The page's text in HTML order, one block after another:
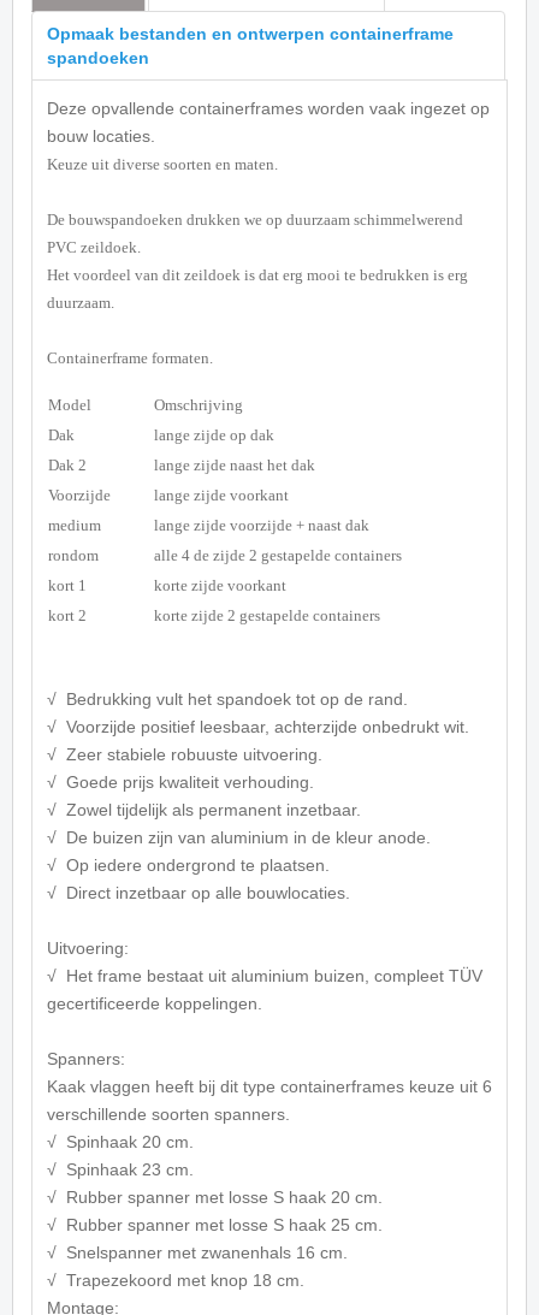
Opmaak bestanden en ontwerpen containerframe
spandoeken
Deze opvallende containerframes worden vaak ingezet op
bouw locaties.
Keuze uit diverse soorten en maten.
De bouwspandoeken drukken we op duurzaam schimmelwerend
PVC zeildoek.
Het voordeel van dit zeildoek is dat erg mooi te bedrukken is erg
duurzaam.
Containerframe formaten.
Model
Omschrijving
Dak
lange zijde op dak
Dak 2
lange zijde naast het dak
Voorzijde
lange zijde voorkant
medium
lange zijde voorzijde + naast dak
rondom
alle 4 de zijde 2 gestapelde containers
kort 1
korte zijde voorkant
kort 2
korte zijde 2 gestapelde containers
√ Bedrukking vult het spandoek tot op de rand.
√ Voorzijde positief leesbaar, achterzijde onbedrukt wit.
√ Zeer stabiele robuuste uitvoering.
√ Goede prijs kwaliteit verhouding.
√ Zowel tijdelijk als permanent inzetbaar.
√ De buizen zijn van aluminium in de kleur anode.
√ Op iedere ondergrond te plaatsen.
√ Direct inzetbaar op alle bouwlocaties.
Uitvoering:
√ Het frame bestaat uit aluminium buizen, compleet TÜV
gecertificeerde koppelingen.
Spanners:
Kaak vlaggen heeft bij dit type containerframes keuze uit 6
verschillende soorten spanners.
√ Spinhaak 20 cm.
√ Spinhaak 23 cm.
√ Rubber spanner met losse S haak 20 cm.
√ Rubber spanner met losse S haak 25 cm.
√ Snelspanner met zwanenhals 16 cm.
√ Trapezekoord met knop 18 cm.
Montage: